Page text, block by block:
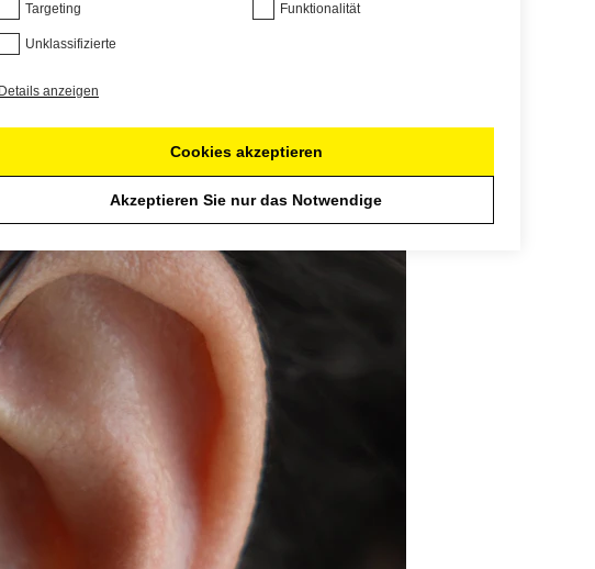
Targeting Funktionalität
Unklassifizierte
anzeigen
Cookies akzeptieren
Akzeptieren Sie nur das Notwendige